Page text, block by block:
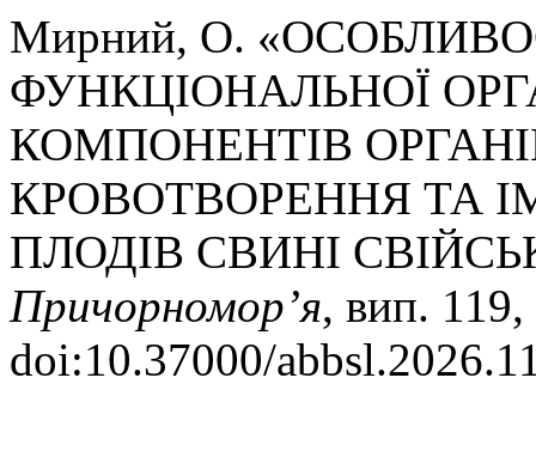
Мирний, О.
ФУНКЦІОНАЛЬНОЇ
КОМПОНЕНТІВ
КРОВОТВОРЕННЯ ТА
ПЛОДІВ СВИНІ
Причорномор’я, вип.
doi:10.37000/